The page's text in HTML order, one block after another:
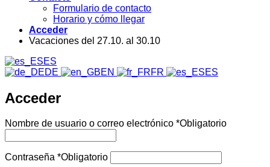
Formulario de contacto
Horario y cómo llegar
Acceder
Vacaciones del 27.10. al 30.10
ES
DE
EN FR ES
Acceder
Nombre de usuario o correo electrónico *Obligatorio
Contraseña *Obligatorio